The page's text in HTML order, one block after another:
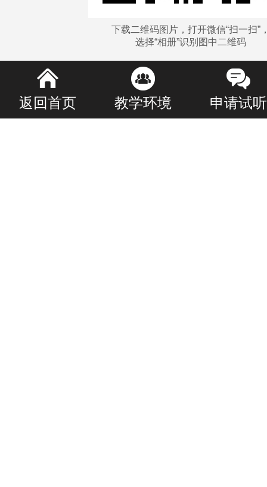
下载二维码图片，打开微信“扫一扫”
选择“相册”识别图中二维码
返回首页 教学环境 申请试听